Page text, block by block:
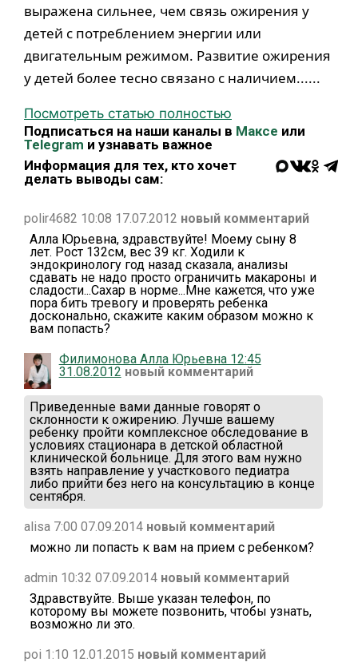
выражена сильнее, чем связь ожирения у
детей с потреблением энергии или
двигательным режимом. Развитие ожирения
у детей более тесно связано с наличием......
Посмотреть статью полностью
Подписаться на наши каналы в Максе или
Telegram и узнавать важное
Информация для тех, кто хочет
делать выводы сам:
polir4682 10:08 17.07.2012 новый комментарий
Алла Юрьевна, здравствуйте! Моему сыну 8
лет. Рост 132см, вес 39 кг. Ходили к
эндокринологу год назад сказала, анализы
сдавать не надо просто ограничить макароны и
сладости...Сахар в норме...Мне кажется, что уже
пора бить тревогу и проверять ребенка
досконально, скажите каким образом можно к
вам попасть?
Филимонова Алла Юрьевна 12:45
31.08.2012 новый комментарий
Приведенные вами данные говорят о
склонности к ожирению. Лучше вашему
ребенку пройти комплексное обследование в
условиях стационара в детской областной
клинической больнице. Для этого вам нужно
взять направление у участкового педиатра
либо прийти без него на консультацию в конце
сентября.
alisa 7:00 07.09.2014 новый комментарий
можно ли попасть к вам на прием с ребенком?
admin 10:32 07.09.2014 новый комментарий
Здравствуйте. Выше указан телефон, по
которому вы можете позвонить, чтобы узнать,
возможно ли это.
poi 1:10 12.01.2015 новый комментарий